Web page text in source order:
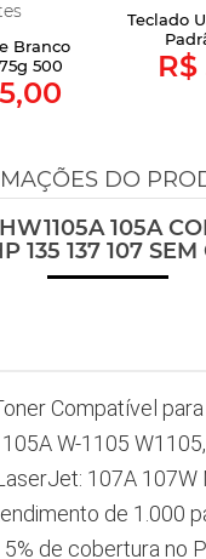
Branco
500
Teclado
DO
105A
135 137 107 SEM
Compatível
W-1105
107A 107W
de 1.000
de cobertura no